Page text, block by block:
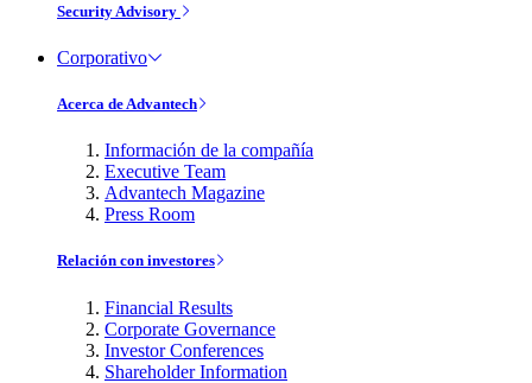
Security Advisory
Corporativo
Acerca de Advantech
Información de la compañía
Executive Team
Advantech Magazine
Press Room
Relación con investores
Financial Results
Corporate Governance
Investor Conferences
Shareholder Information